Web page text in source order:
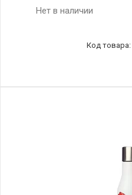
Нет в наличии